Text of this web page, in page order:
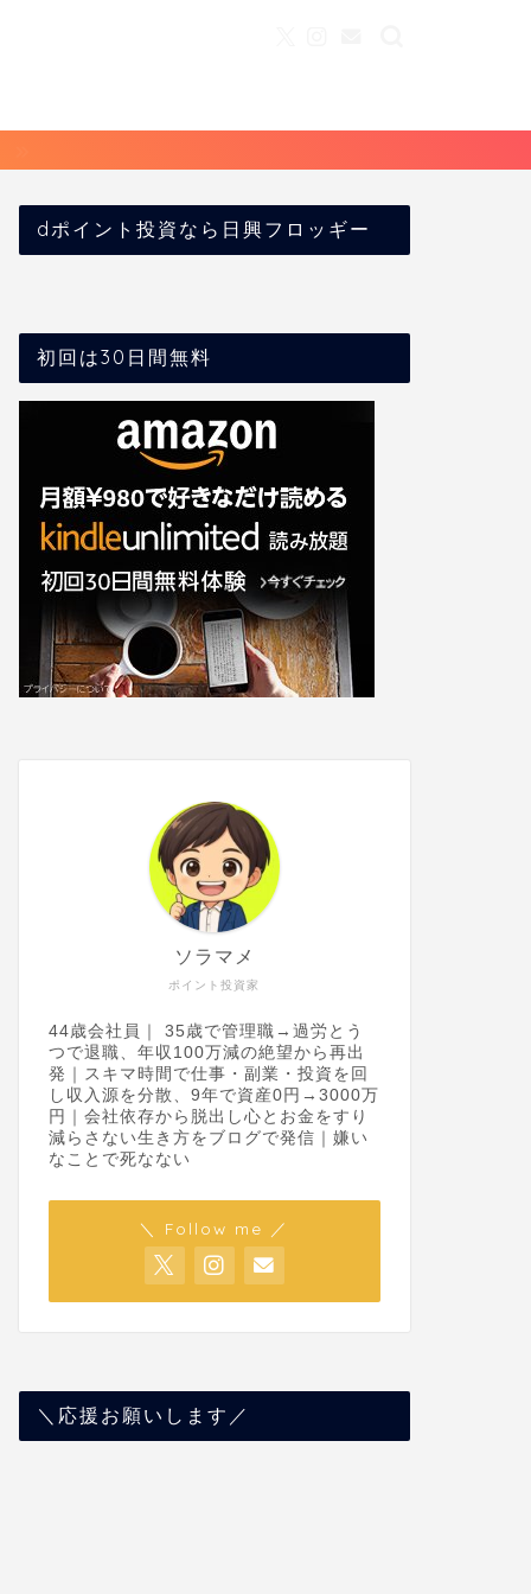
dポイント投資なら日興フロッギー
初回は30日間無料
ポイント投資家
ソラマメ
44歳会社員｜ 35歳で管理職→過労とう
つで退職、年収100万減の絶望から再出
発｜スキマ時間で仕事・副業・投資を回
し収入源を分散、9年で資産0円→3000万
円｜会社依存から脱出し心とお金をすり
減らさない生き方をブログで発信｜嫌い
なことで死なない
＼ Follow me ／
＼応援お願いします／